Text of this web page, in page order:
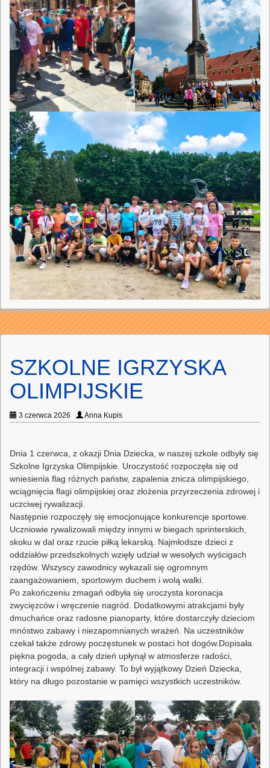
SZKOLNE IGRZYSKA
OLIMPIJSKIE
3 czerwca 2026 Anna Kupis
Dnia 1 czerwca, z okazji Dnia Dziecka, w naszej szkole odbyły się
Szkolne Igrzyska Olimpijskie. Uroczystość rozpoczęła się od
wniesienia flag różnych państw, zapalenia znicza olimpijskiego,
wciągnięcia flagi olimpijskiej oraz złożenia przyrzeczenia zdrowej i
uczciwej rywalizacji.
Następnie rozpoczęły się emocjonujące konkurencje sportowe.
Uczniowie rywalizowali między innymi w biegach sprinterskich,
skoku w dal oraz rzucie piłką lekarską. Najmłodsze dzieci z
oddziałów przedszkolnych wzięły udział w wesołych wyścigach
rzędów. Wszyscy zawodnicy wykazali się ogromnym
zaangażowaniem, sportowym duchem i wolą walki.
Po zakończeniu zmagań odbyła się uroczysta koronacja
zwycięzców i wręczenie nagród. Dodatkowymi atrakcjami były
dmuchańce oraz radosne pianoparty, które dostarczyły dzieciom
mnóstwo zabawy i niezapomnianych wrażeń. Na uczestników
czekał także zdrowy poczęstunek w postaci hot dogów.Dopisała
piękna pogoda, a cały dzień upłynął w atmosferze radości,
integracji i wspólnej zabawy. To był wyjątkowy Dzień Dziecka,
który na długo pozostanie w pamięci wszystkich uczestników.